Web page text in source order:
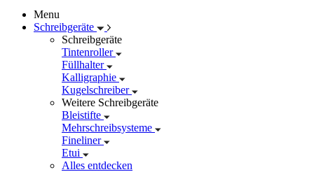
Menu
Schreibgeräte
Schreibgeräte
Tintenroller
Füllhalter
Kalligraphie
Kugelschreiber
Weitere Schreibgeräte
Bleistifte
Mehrschreibsysteme
Fineliner
Etui
Alles entdecken